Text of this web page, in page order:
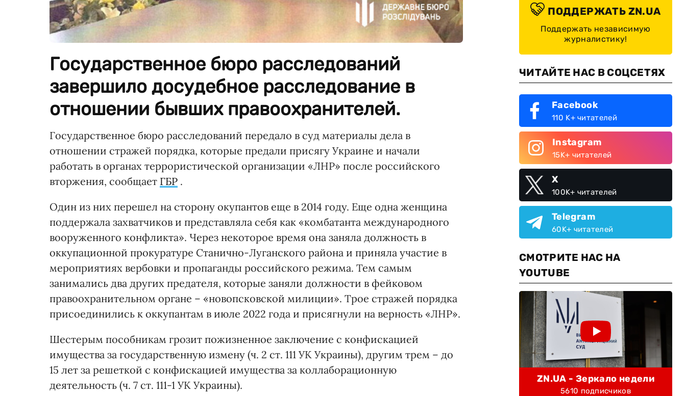
Государственное бюро расследований
завершило досудебное расследование в
отношении бывших правоохранителей.
Государственное бюро расследований передало в суд материалы дела в
отношении стражей порядка, которые предали присягу Украине и начали
работать в органах террористической организации «ЛНР» после российского
вторжения, сообщает ГБР .
Один из них перешел на сторону окупантов еще в 2014 году. Еще одна женщина
поддержала захватчиков и представляла себя как «комбатанта международного
вооруженного конфликта». Через некоторое время она заняла должность в
оккупационной прокуратуре Станично-Луганского района и приняла участие в
мероприятиях вербовки и пропаганды российского режима. Тем самым
занимались два других предателя, которые заняли должности в фейковом
правоохранительном органе – «новопсковской милиции». Трое стражей порядка
присоединились к оккупантам в июле 2022 года и присягнули на верность «ЛНР».
Шестерым пособникам грозит пожизненное заключение с конфискацией
имущества за государственную измену (ч. 2 ст. 111 УК Украины), другим трем – до
15 лет за решеткой с конфискацией имущества за коллаборационную
деятельность (ч. 7 ст. 111-1 УК Украины).
ПОДДЕРЖАТЬ ZN.UA
Поддержать независимую
журналистику!
ЧИТАЙТЕ НАС В СОЦСЕТЯХ
Facebook
110 K+ читателей
Instagram
15K+ читателей
X
100K+ читателей
Telegram
60K+ читателей
СМОТРИТЕ НАС НА
YOUTUBE
ZN.UA - Зеркало недели
5610 подписчиков